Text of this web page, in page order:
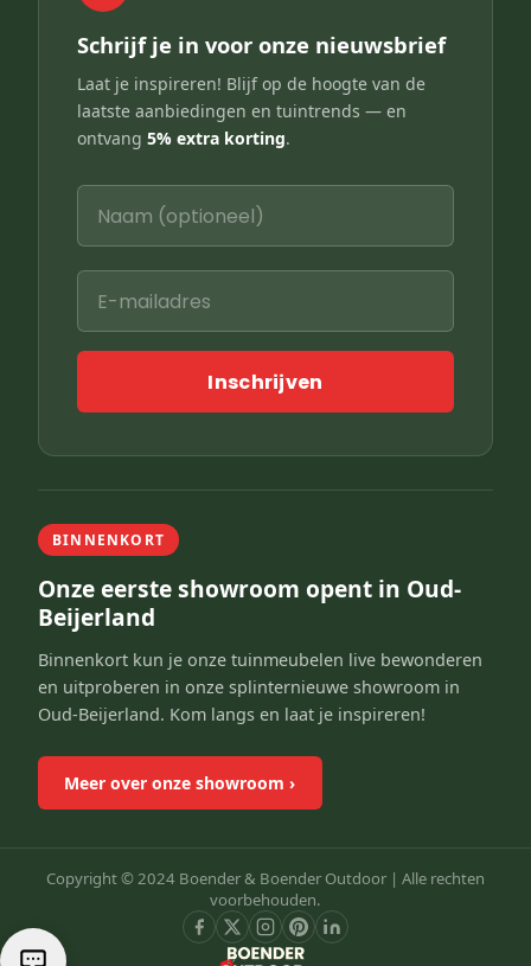
Schrijf je in voor onze nieuwsbrief
Laat je inspireren! Blijf op de hoogte van de
laatste aanbiedingen en tuintrends — en
ontvang 5% extra korting.
Inschrijven
BINNENKORT
Onze eerste showroom opent in Oud-
Beijerland
Binnenkort kun je onze tuinmeubelen live bewonderen
en uitproberen in onze splinternieuwe showroom in
Oud-Beijerland. Kom langs en laat je inspireren!
Meer over onze showroom ›
Copyright © 2024 Boender & Boender Outdoor | Alle rechten
voorbehouden.